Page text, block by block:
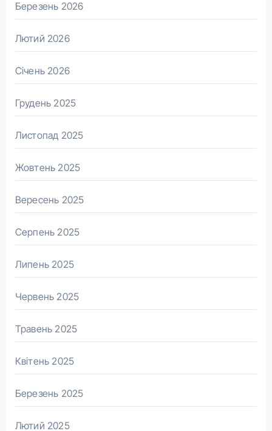
Березень 2026
Лютий 2026
Січень 2026
Грудень 2025
Листопад 2025
Жовтень 2025
Вересень 2025
Серпень 2025
Липень 2025
Червень 2025
Травень 2025
Квітень 2025
Березень 2025
Лютий 2025